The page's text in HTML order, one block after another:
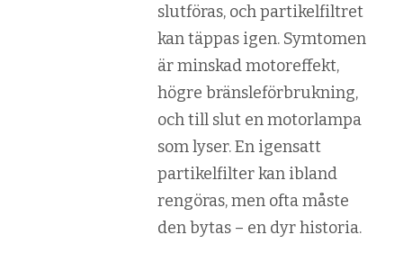
slutföras, och partikelfiltret
kan täppas igen. Symtomen
är minskad motoreffekt,
högre bränsleförbrukning,
och till slut en motorlampa
som lyser. En igensatt
partikelfilter kan ibland
rengöras, men ofta måste
den bytas – en dyr historia.